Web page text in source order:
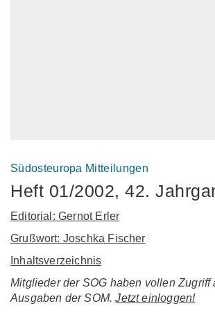
Südosteuropa Mitteilungen
Heft 01/2002, 42.
Editorial: Gernot Erler
Grußwort: Joschka Fischer
Inhaltsverzeichnis
Mitglieder der SOG haben vollen Zugriff
Ausgaben der SOM.Jetzt einloggen!